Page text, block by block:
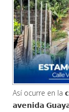
Así ocurre en la
𝗮𝘃𝗲𝗻𝗶𝗱𝗮